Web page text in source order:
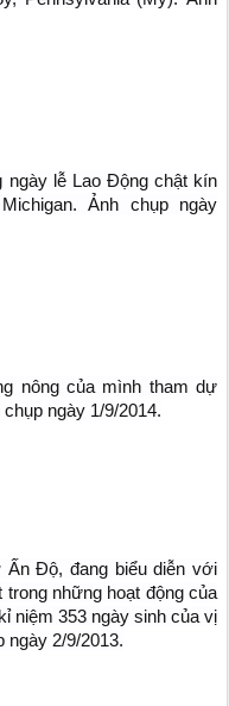
ngày lễ Lao Động chật kín
Ảnh chụp ngày
nông của mình tham dự
ngày 1/9/2014.
Độ, đang biểu diễn với
những hoạt động của
niệm 353 ngày sinh của vị
ngày 2/9/2013.